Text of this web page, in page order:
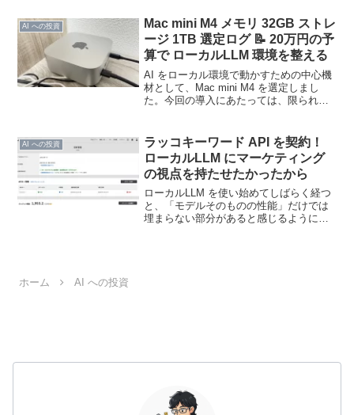
肢に入ってきています。その中でも、...
AI への投資
Mac mini M4 メモリ 32GB ストレ
ージ 1TB 選定ログ 📝 20万円の予
算で ローカルLLM 環境を整える
AI をローカル環境で動かすための中心機
材として、Mac mini M4 を選定しまし
た。今回の導入にあたっては、限られた
た。これは「正解の構成」の提示ではな
く、あくまで...
AI への投資
ラッコキーワード API を契約！
ローカルLLM にマーケティング
の視点を持たせたかったから
ローカルLLM を使い始めてしばらく経つ
と、「モデルそのものの性能」だけでは
埋まらない部分があると感じるようにな
ホーム
AI への投資